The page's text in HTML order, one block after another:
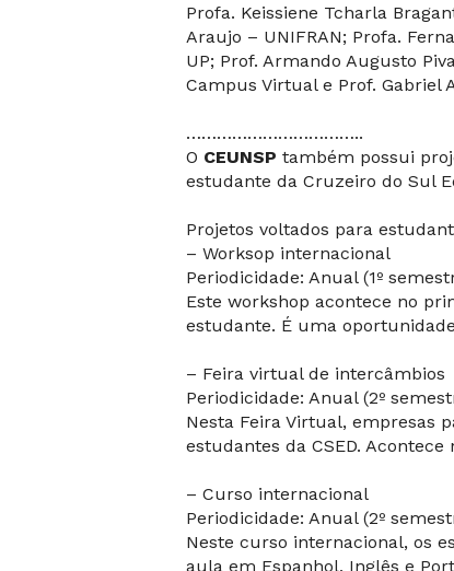
Profa. Keissiene Tcharla
Araujo – UNIFRAN; Profa.
UP; Prof. Armando Augusto
Campus Virtual e Prof. Gabriel
……………………………..
O CEUNSP também possui
estudante da Cruzeiro do Sul
Projetos voltados para
– Worksop internacional
Periodicidade: Anual (1º
Este workshop acontece no
estudante. É uma
– Feira virtual de intercâmbios
Periodicidade: Anual (2º
Nesta Feira Virtual, empresas
estudantes da CSED.
– Curso internacional
Periodicidade: Anual (2º
Neste curso internacional, os
aula em Espanhol, Inglês e